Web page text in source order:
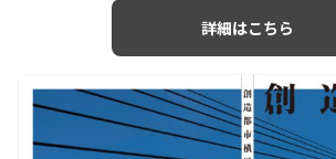
詳細はこちら